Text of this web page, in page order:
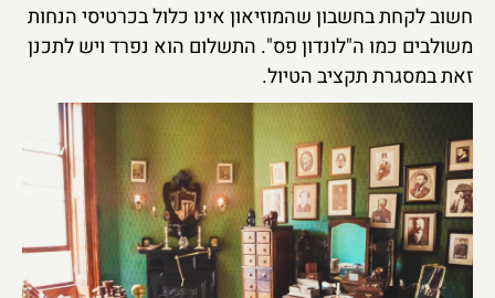
חשוב לקחת בחשבון שהמוזיאון אינו כלול בכרטיסי הנחות
משולבים כמו ה"לונדון פס". התשלום הוא נפרד ויש לתכנן
זאת במסגרת תקציב הטיול.